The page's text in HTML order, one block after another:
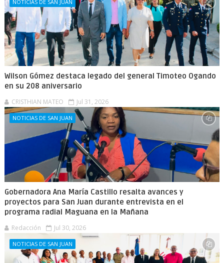
NOTICIAS DE SAN JUAN
Wilson Gómez destaca legado del general Timoteo Ogando
en su 208 aniversario
CRISTHIAN MATEO Jul 31, 2026
NOTICIAS DE SAN JUAN
Gobernadora Ana María Castillo resalta avances y
proyectos para San Juan durante entrevista en el
programa radial Maguana en la Mañana
Redacción Jul 30, 2026
NOTICIAS DE SAN JUAN